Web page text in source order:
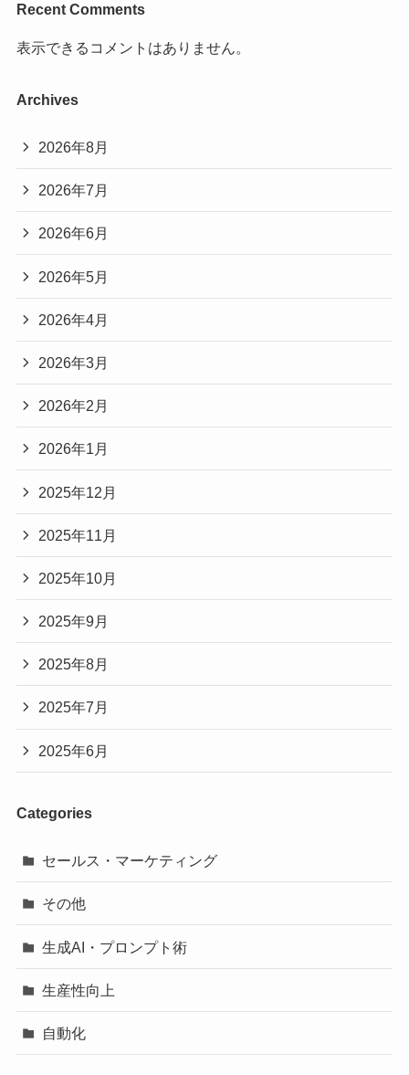
Recent Comments
表示できるコメントはありません。
Archives
2026年8月
2026年7月
2026年6月
2026年5月
2026年4月
2026年3月
2026年2月
2026年1月
2025年12月
2025年11月
2025年10月
2025年9月
2025年8月
2025年7月
2025年6月
Categories
セールス・マーケティング
その他
生成AI・プロンプト術
生産性向上
自動化